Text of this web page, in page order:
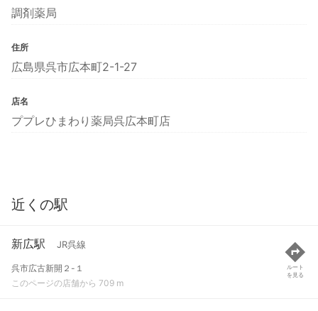
調剤薬局
住所
広島県呉市広本町2-1-27
店名
ププレひまわり薬局呉広本町店
近くの駅
新広駅 JR呉線
呉市広古新開２-１
このページの店舗から 709 m
ルート
を見る